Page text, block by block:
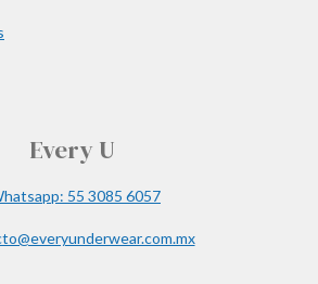
Every U
55 3085 6057